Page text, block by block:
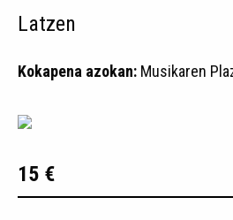
Latzen
Kokapena azokan: Musikaren
15 €